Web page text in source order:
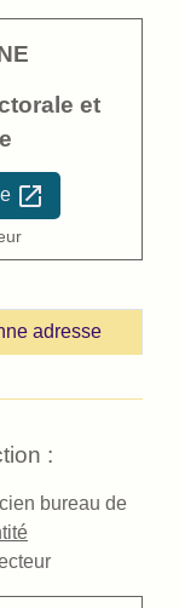
et
open_in_new
adresse
:
bureau de